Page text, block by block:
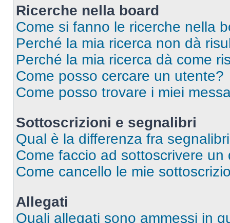
Ricerche nella board
Come si fanno le ricerche nella
Perché la mia ricerca non dà
Perché la mia ricerca dà come
Come posso cercare un utente?
Come posso trovare i miei
Sottoscrizioni e segnalibri
Qual è la differenza fra
Come faccio ad sottoscrivere
Come cancello le mie
Allegati
Quali allegati sono ammessi in